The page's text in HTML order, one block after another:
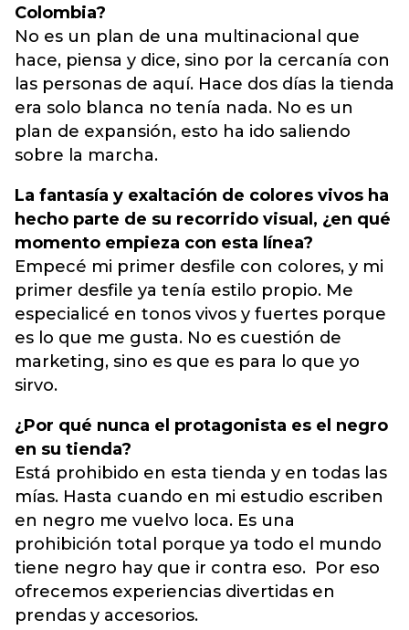
Colombia?
No es un plan de una multinacional que
hace, piensa y dice, sino por la cercanía con
las personas de aquí. Hace dos días la tienda
era solo blanca no tenía nada. No es un
plan de expansión, esto ha ido saliendo
sobre la marcha.
La fantasía y exaltación de colores vivos ha
hecho parte de su recorrido visual, ¿en qué
momento empieza con esta línea?
Empecé mi primer desfile con colores, y mi
primer desfile ya tenía estilo propio. Me
especialicé en tonos vivos y fuertes porque
es lo que me gusta. No es cuestión de
marketing, sino es que es para lo que yo
sirvo.
¿Por qué nunca el protagonista es el negro
en su tienda?
Está prohibido en esta tienda y en todas las
mías. Hasta cuando en mi estudio escriben
en negro me vuelvo loca. Es una
prohibición total porque ya todo el mundo
tiene negro hay que ir contra eso. Por eso
ofrecemos experiencias divertidas en
prendas y accesorios.